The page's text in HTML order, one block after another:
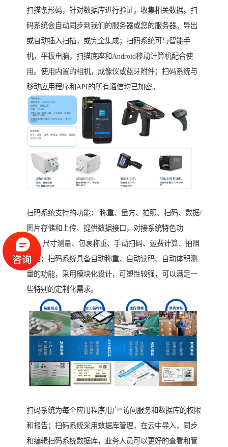
扫描条形码，针对数据库进行验证，收集相关数据。扫
码系统会自动同步到我们的服务器或您的服务器。导出
或自动插入扫描，或完全集成；扫码系统可与智能手
机，平板电脑，扫描底座和Android移动计算机配合使
用。使用内置的相机，成像仪或蓝牙附件；扫码系统与
移动应用程序和API的所有通信均已加密。
扫码系统支持的功能： 称重、量方、拍照、扫码、数据/
图片存储和上传、提供数据接口，对接系统特色功
能： 尺寸测量、包裹称重、手动扫码、运费计算、拍照
存档；扫码系统具备自动称重、自动读码、自动体积测
量的功能，采用模块化设计，可塑性较强，可以满足一
些特别的定制化需求。
扫码系统为每个应用程序用户*访问服务和数据库的权限
和报告；扫码系统采用数据库管理，在云中导入，同步
和编辑扫码系统数据库，业务人员可以更好的查看和管